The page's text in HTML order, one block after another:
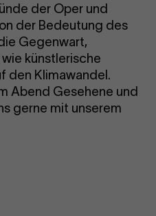
der Oper und
der Bedeutung des
Gegenwart,
künstlerische
den Klimawandel.
Abend Gesehene und
gerne mit unserem